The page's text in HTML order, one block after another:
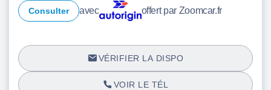
Consulter avec offert par Zoomcar.fr
VÉRIFIER LA DISPO
VOIR LE TÉL